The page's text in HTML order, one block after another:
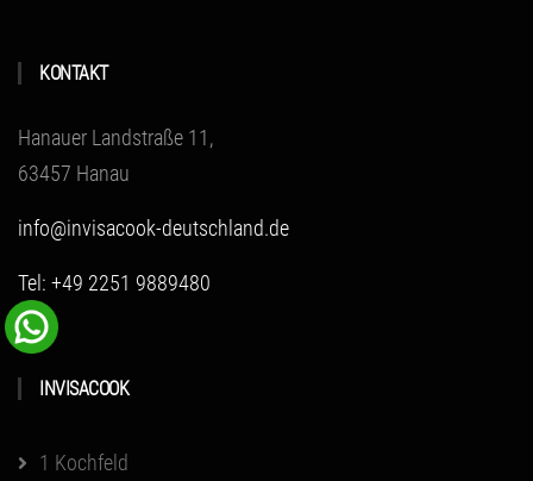
KONTAKT
Hanauer Landstraße 11,
63457 Hanau
info@invisacook-deutschland.de
Tel: +49 2251 9889480
INVISACOOK
1 Kochfeld